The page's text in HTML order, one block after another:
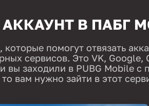
В ПАБГ
помогут отвязать
сервисов. Это VK, Google,
вы заходили в PUBG Mobile с
вам нужно зайти в этот